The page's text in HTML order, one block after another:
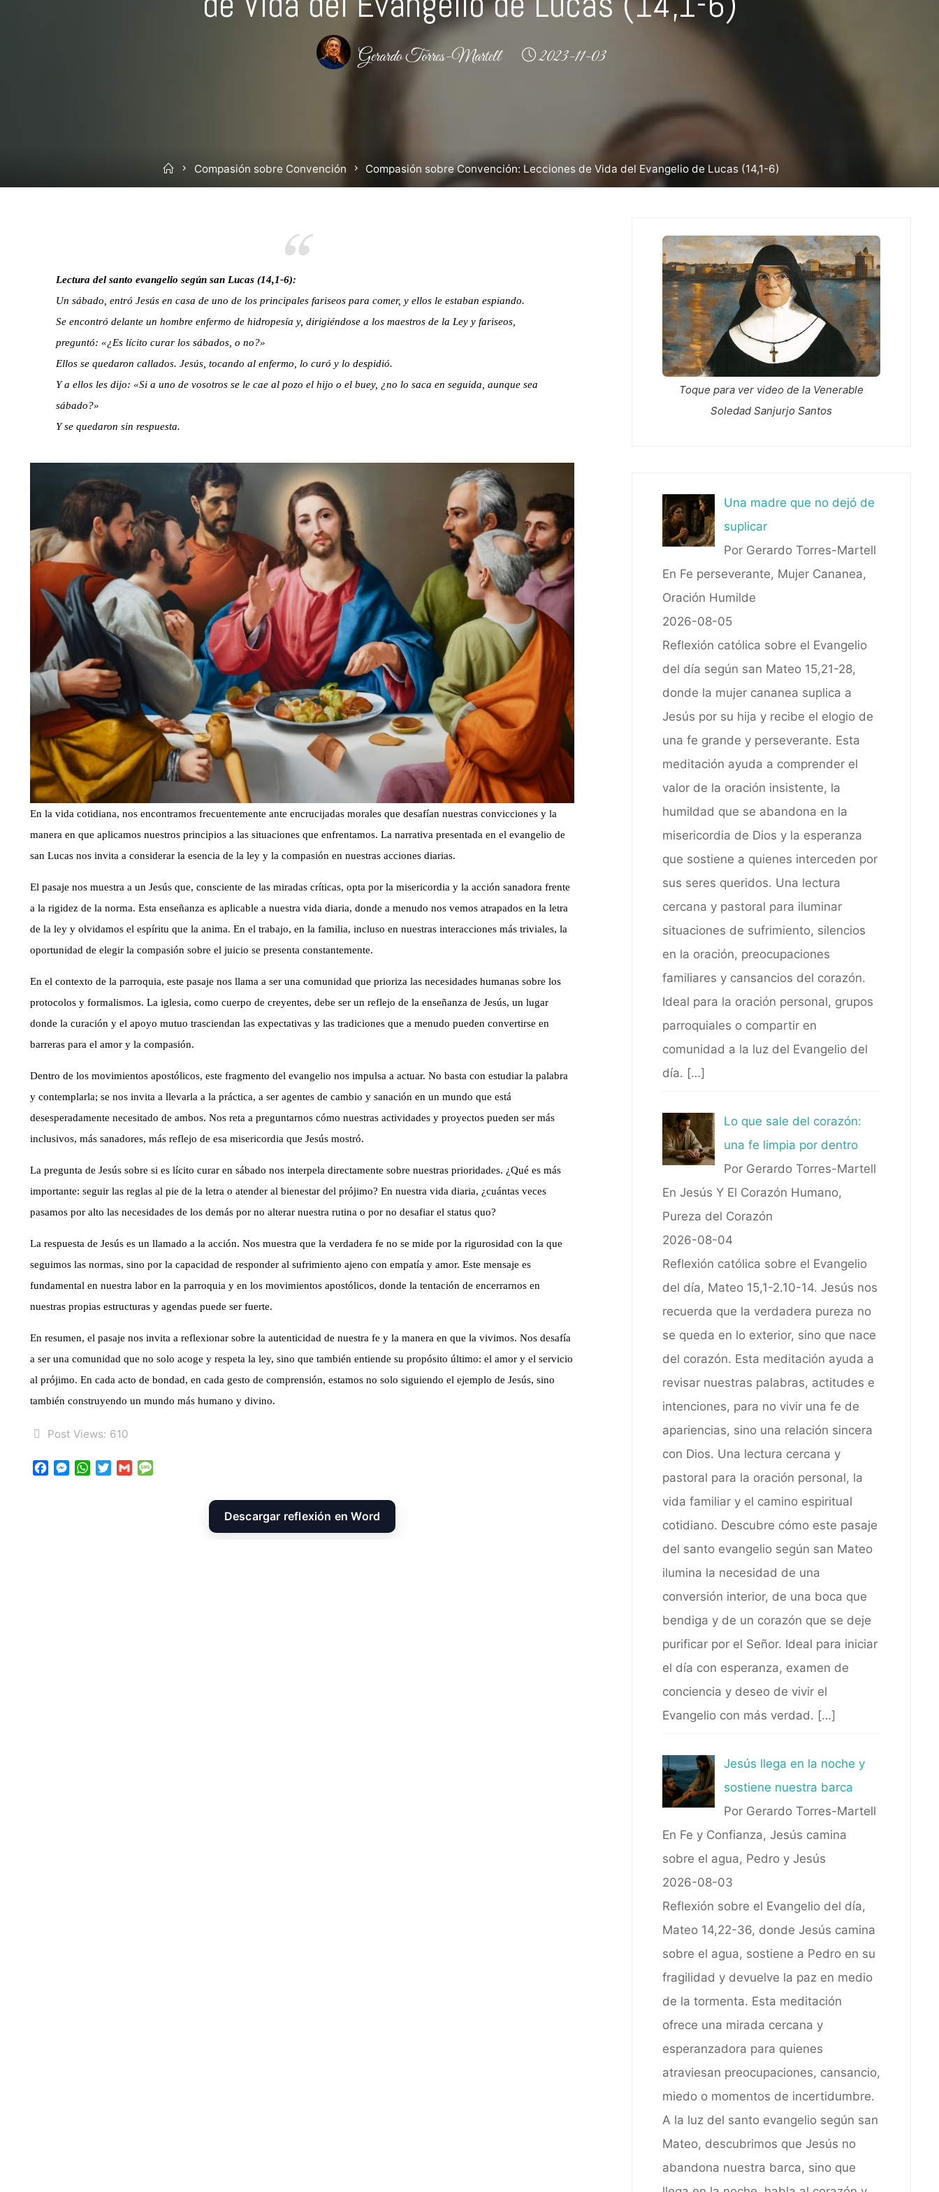
Gerardo Torres-Martell 2023-11-03
InicioCompasión sobre Convención Compasión sobre Convención: Lecciones de Vida del Evangelio de Lucas (14,1-6)
Lectura del santo evangelio según san Lucas (14,1-6):
Un sábado, entró Jesús en casa de uno de los principales fariseos para comer, y ellos le estaban espiando.
Se encontró delante un hombre enfermo de hidropesía y, dirigiéndose a los maestros de la Ley y fariseos,
preguntó: «¿Es lícito curar los sábados, o no?»
Ellos se quedaron callados. Jesús, tocando al enfermo, lo curó y lo despidió.
Y a ellos les dijo: «Si a uno de vosotros se le cae al pozo el hijo o el buey, ¿no lo saca en seguida, aunque sea
sábado?»
Y se quedaron sin respuesta.
En la vida cotidiana, nos encontramos frecuentemente ante encrucijadas morales que desafían nuestras convicciones y la
manera en que aplicamos nuestros principios a las situaciones que enfrentamos. La narrativa presentada en el evangelio de
san Lucas nos invita a considerar la esencia de la ley y la compasión en nuestras acciones diarias.
El pasaje nos muestra a un Jesús que, consciente de las miradas críticas, opta por la misericordia y la acción sanadora frente
a la rigidez de la norma. Esta enseñanza es aplicable a nuestra vida diaria, donde a menudo nos vemos atrapados en la letra
de la ley y olvidamos el espíritu que la anima. En el trabajo, en la familia, incluso en nuestras interacciones más triviales, la
oportunidad de elegir la compasión sobre el juicio se presenta constantemente.
En el contexto de la parroquia, este pasaje nos llama a ser una comunidad que prioriza las necesidades humanas sobre los
protocolos y formalismos. La iglesia, como cuerpo de creyentes, debe ser un reflejo de la enseñanza de Jesús, un lugar
donde la curación y el apoyo mutuo trasciendan las expectativas y las tradiciones que a menudo pueden convertirse en
barreras para el amor y la compasión.
Dentro de los movimientos apostólicos, este fragmento del evangelio nos impulsa a actuar. No basta con estudiar la palabra
y contemplarla; se nos invita a llevarla a la práctica, a ser agentes de cambio y sanación en un mundo que está
desesperadamente necesitado de ambos. Nos reta a preguntarnos cómo nuestras actividades y proyectos pueden ser más
inclusivos, más sanadores, más reflejo de esa misericordia que Jesús mostró.
La pregunta de Jesús sobre si es lícito curar en sábado nos interpela directamente sobre nuestras prioridades. ¿Qué es más
importante: seguir las reglas al pie de la letra o atender al bienestar del prójimo? En nuestra vida diaria, ¿cuántas veces
pasamos por alto las necesidades de los demás por no alterar nuestra rutina o por no desafiar el status quo?
La respuesta de Jesús es un llamado a la acción. Nos muestra que la verdadera fe no se mide por la rigurosidad con la que
seguimos las normas, sino por la capacidad de responder al sufrimiento ajeno con empatía y amor. Este mensaje es
fundamental en nuestra labor en la parroquia y en los movimientos apostólicos, donde la tentación de encerrarnos en
nuestras propias estructuras y agendas puede ser fuerte.
En resumen, el pasaje nos invita a reflexionar sobre la autenticidad de nuestra fe y la manera en que la vivimos. Nos desafía
a ser una comunidad que no solo acoge y respeta la ley, sino que también entiende su propósito último: el amor y el servicio
al prójimo. En cada acto de bondad, en cada gesto de comprensión, estamos no solo siguiendo el ejemplo de Jesús, sino
también construyendo un mundo más humano y divino.
Post Views: 610
M
W
G
Descargar reflexión en Word
Toque para ver video de la Venerable
Soledad Sanjurjo Santos
Una madre que no dejó de
suplicar
Por Gerardo Torres-Martell
En Fe perseverante, Mujer Cananea,
Oración Humilde
2026-08-05
Reflexión católica sobre el Evangelio
del día según san Mateo 15,21-28,
donde la mujer cananea suplica a
Jesús por su hija y recibe el elogio de
una fe grande y perseverante. Esta
meditación ayuda a comprender el
valor de la oración insistente, la
humildad que se abandona en la
misericordia de Dios y la esperanza
que sostiene a quienes interceden por
sus seres queridos. Una lectura
cercana y pastoral para iluminar
situaciones de sufrimiento, silencios
en la oración, preocupaciones
familiares y cansancios del corazón.
Ideal para la oración personal, grupos
parroquiales o compartir en
comunidad a la luz del Evangelio del
día. […]
Lo que sale del corazón:
una fe limpia por dentro
Por Gerardo Torres-Martell
En Jesús Y El Corazón Humano,
Pureza del Corazón
2026-08-04
Reflexión católica sobre el Evangelio
del día, Mateo 15,1-2.10-14. Jesús nos
recuerda que la verdadera pureza no
se queda en lo exterior, sino que nace
del corazón. Esta meditación ayuda a
revisar nuestras palabras, actitudes e
intenciones, para no vivir una fe de
apariencias, sino una relación sincera
con Dios. Una lectura cercana y
pastoral para la oración personal, la
vida familiar y el camino espiritual
cotidiano. Descubre cómo este pasaje
del santo evangelio según san Mateo
ilumina la necesidad de una
conversión interior, de una boca que
bendiga y de un corazón que se deje
purificar por el Señor. Ideal para iniciar
el día con esperanza, examen de
conciencia y deseo de vivir el
Evangelio con más verdad. […]
Jesús llega en la noche y
sostiene nuestra barca
Por Gerardo Torres-Martell
En Fe y Confianza, Jesús camina
sobre el agua, Pedro y Jesús
2026-08-03
Reflexión sobre el Evangelio del día,
Mateo 14,22-36, donde Jesús camina
sobre el agua, sostiene a Pedro en su
fragilidad y devuelve la paz en medio
de la tormenta. Esta meditación
ofrece una mirada cercana y
esperanzadora para quienes
atraviesan preocupaciones, cansancio,
miedo o momentos de incertidumbre.
A la luz del santo evangelio según san
Mateo, descubrimos que Jesús no
abandona nuestra barca, sino que